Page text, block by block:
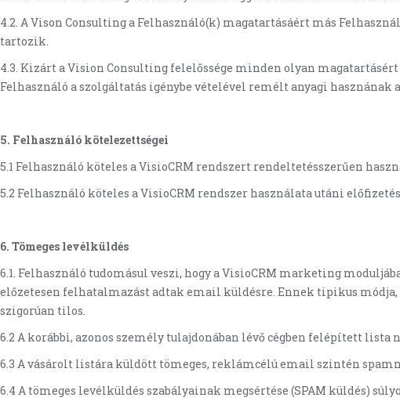
4.2. A Vison Consulting a Felhasználó(k) magatartásáért más
tartozik.
4.3. Kizárt a Vision Consulting felelőssége minden olyan
Felhasználó a szolgáltatás igénybe vételével remélt anyagi
5. Felhasználó kötelezettségei
5.1 Felhasználó köteles a VisioCRM rendszert rendeltetésszerűen
5.2 Felhasználó köteles a VisioCRM rendszer használata utáni
6. Tömeges levélküldés
6.1. Felhasználó tudomásul veszi, hogy a VisioCRM marketing
előzetesen felhatalmazást adtak email küldésre. Ennek tipikus
szigorúan tilos.
6.2 A korábbi, azonos személy tulajdonában lévő cégben felépített lista
6.3 A vásárolt listára küldött tömeges, reklámcélú email szintén
6.4 A tömeges levélküldés szabályainak megsértése (SPAM küldés)